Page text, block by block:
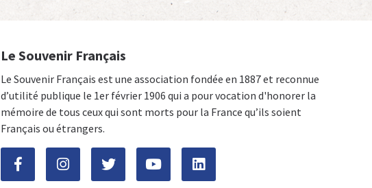
Le Souvenir Français
Le Souvenir Français est une association fondée en 1887 et reconnue
d’utilité publique le 1er février 1906 qui a pour vocation d'honorer la
mémoire de tous ceux qui sont morts pour la France qu’ils soient
Français ou étrangers.